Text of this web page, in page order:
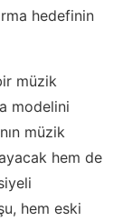
hedefinin
müzik
modelini
müzik
hem de
hem eski